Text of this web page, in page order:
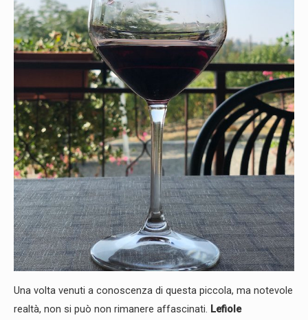
Una volta venuti a conoscenza di questa piccola, ma notevole
realtà, non si può non rimanere affascinati. Lefiole